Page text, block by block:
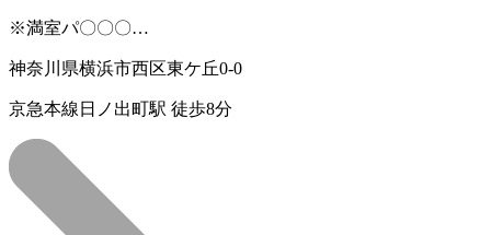
※満室パ〇〇〇…
神奈川県横浜市西区東ケ丘0-0
京急本線日ノ出町駅 徒歩8分